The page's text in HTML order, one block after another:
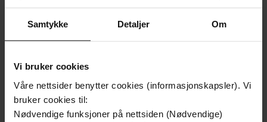
Samtykke Detaljer Om
Vi bruker cookies
Våre nettsider benytter cookies (informasjonskapsler). Vi
bruker cookies til:
Nødvendige funksjoner på nettsiden (Nødvendige)
Andre har også kjøpt